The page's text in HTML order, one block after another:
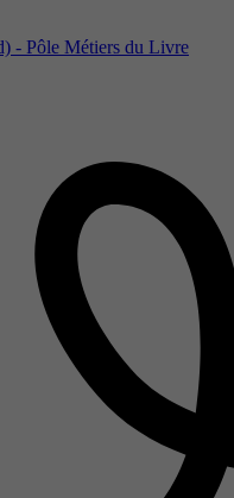
- Pôle Métiers du Livre